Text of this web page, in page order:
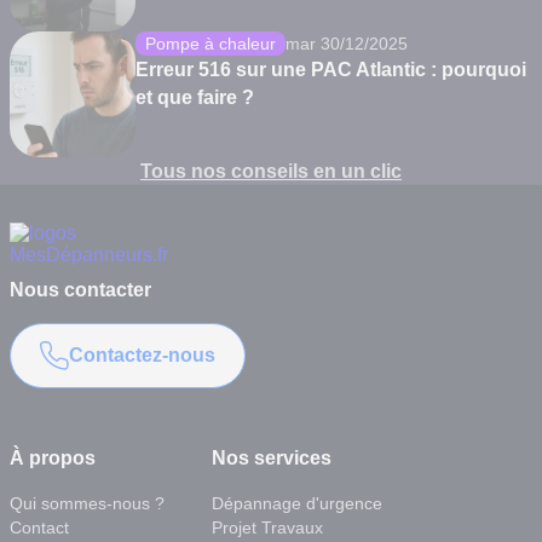
Pompe à chaleur mar 30/12/2025
Erreur 516 sur une PAC Atlantic : pourquoi
et que faire ?
Tous nos conseils en un clic
À propos
Qui sommes-nous ?
Contact
Nos services
Dépannage d'urgence
Projet Travaux
Nous contacter
Contactez-nous